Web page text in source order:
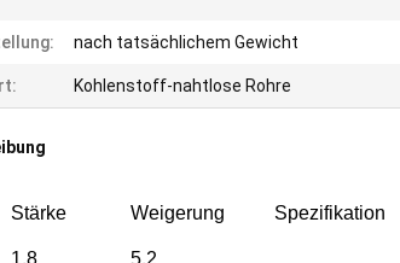
nach tatsächlichem Gewicht
Kohlenstoff-nahtlose Rohre
Stärke Weigerung Spezifikation
1.8 5.2